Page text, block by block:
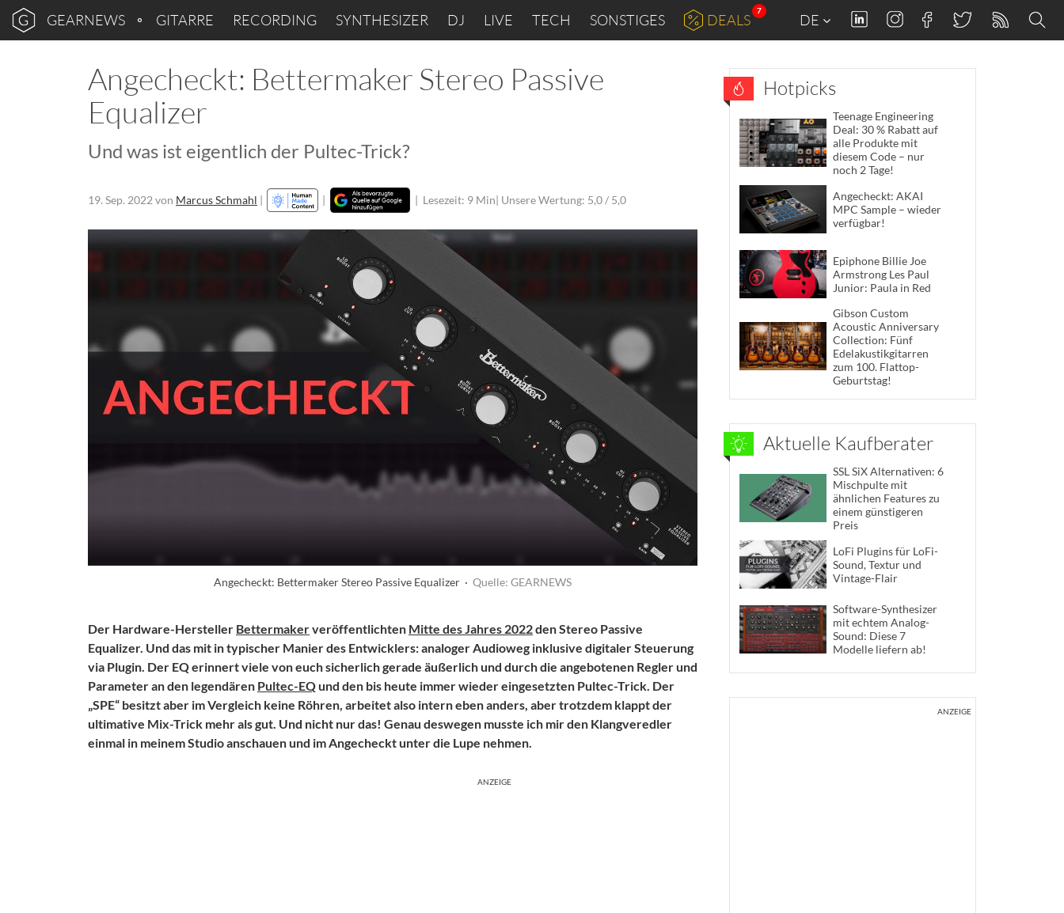
GEARNEWS GITARRE RECORDING SYNTHESIZER DJ LIVE TECH SONSTIGES DEALS
7
DE
Angecheckt: Bettermaker Stereo Passive
Equalizer
Und was ist eigentlich der Pultec-Trick?
19. Sep. 2022 von Marcus Schmahl | | | Lesezeit: 9 Min| Unsere Wertung: 5,0 / 5,0
Angecheckt: Bettermaker Stereo Passive Equalizer · Quelle: GEARNEWS
Der Hardware-Hersteller Bettermakerveröffentlichten Mitte des Jahres 2022den Stereo Passive
Equalizer. Und das mit in typischer Manier des Entwicklers: analoger Audioweg inklusive digitaler Steuerung
via Plugin. Der EQ erinnert viele von euch sicherlich gerade äußerlich und durch die angebotenen Regler und
Parameter an den legendären Pultec-EQ und den bis heute immer wieder eingesetzten Pultec-Trick. Der
„SPE“ besitzt aber im Vergleich keine Röhren, arbeitet also intern eben anders, aber trotzdem klappt der
ultimative Mix-Trick mehr als gut. Und nicht nur das! Genau deswegen musste ich mir den Klangveredler
einmal in meinem Studio anschauen und im Angecheckt unter die Lupe nehmen.
ANZEIGE
Hotpicks
Teenage Engineering
Deal: 30 % Rabatt auf
alle Produkte mit
diesem Code – nur
noch 2 Tage!
Angecheckt: AKAI
MPC Sample – wieder
verfügbar!
Epiphone Billie Joe
Armstrong Les Paul
Junior: Paula in Red
Gibson Custom
Acoustic Anniversary
Collection: Fünf
Edelakustikgitarren
zum 100. Flattop-
Geburtstag!
Aktuelle Kaufberater
SSL SiX Alternativen: 6
Mischpulte mit
ähnlichen Features zu
einem günstigeren
Preis
LoFi Plugins für LoFi-
Sound, Textur und
Vintage-Flair
Software-Synthesizer
mit echtem Analog-
Sound: Diese 7
Modelle liefern ab!
ANZEIGE